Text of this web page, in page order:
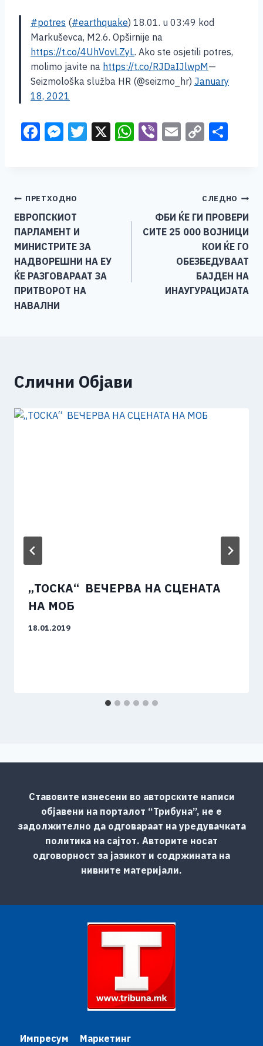
#potres (#earthquake) 18.01. u 03:49 kod
Markuševca, M2.6. Opširnije na
https://t.co/4UhVovLZyL. Ako ste osjetili potres,
molimo javite na https://t.co/RJDaIJlwpM—
Seizmološka služba HR (@seizmo_hr) January
18, 2021
F
b
o
o
k
M
n
g
er
T X W
p
Vi E C
Li
n
k
Навигација
на
напис
ПРЕТХОДНО
ЕВРОПСКИОТ
ПАРЛАМЕНТ И
МИНИСТРИТЕ ЗА
НАДВОРЕШНИ НА ЕУ
ЌЕ РАЗГОВАРААТ ЗА
ПРИТВОРОТ НА
НАВАЛНИ
СЛЕДНО
ФБИ ЌЕ ГИ ПРОВЕРИ
СИТЕ 25 000 ВОЈНИЦИ
КОИ ЌЕ ГО
ОБЕЗБЕДУВААТ
БАЈДЕН НА
ИНАУГУРАЦИЈАТА
Слични Објави
„ТОСКА“ ВЕЧЕРВА НА СЦЕНАТА
НА МОБ
18.01.2019
Ставовите изнесени во авторските написи
објавени на порталот “Трибуна”, не е
задолжително да одговараат на уредувачката
политика на сајтот. Авторите носат
одговорност за јазикот и содржината на
нивните материјали.
Импресум Маркетинг